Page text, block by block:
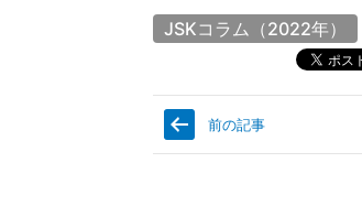
JSKコラム（2022年）
前の記事